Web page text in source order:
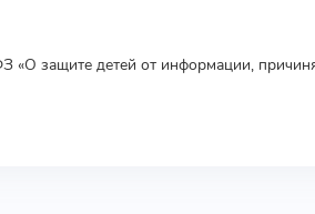
защите детей от информации,